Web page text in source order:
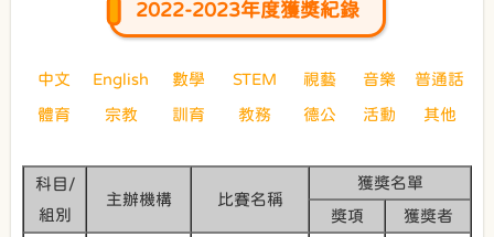
2022-2023年度獲獎紀錄
中文 English 數學 STEM 視藝 音樂 普通話
體育 宗教 訓育 教務 德公 活動 其他
科目/
組別
主辦機構 比賽名稱
獲獎名單
獎項
獲獎者